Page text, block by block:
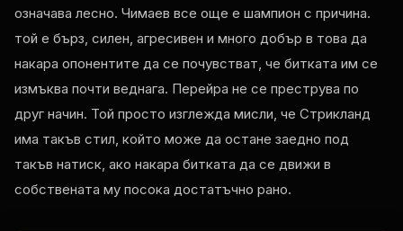
означава лесно. Чимаев все още е шампион с причина.
той е бърз, силен, агресивен и много добър в това да
накара опонентите да се почувстват, че битката им се
измъква почти веднага. Перейра не се преструва по
друг начин. Той просто изглежда мисли, че Стрикланд
има такъв стил, който може да остане заедно под
такъв натиск, ако накара битката да се движи в
собствената му посока достатъчно рано.